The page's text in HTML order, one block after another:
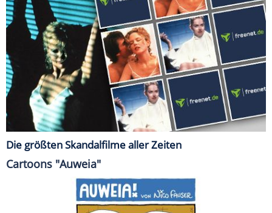
Die größten Skandalfilme aller Zeiten
Cartoons "Auweia"